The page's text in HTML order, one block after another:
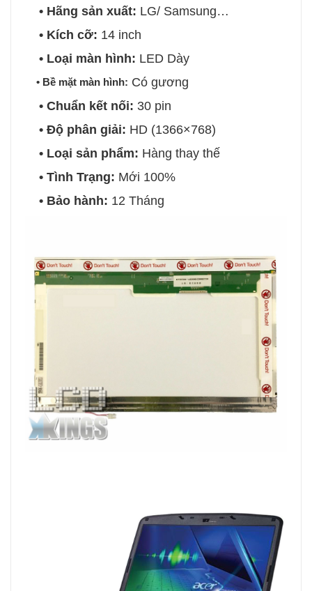
• Hãng sản xuất: LG/ Samsung…
• Kích cỡ: 14 inch
• Loại màn hình: LED Dày
• Bề mặt màn hình: Có gương
• Chuẩn kết nối: 30 pin
• Độ phân giải: HD (1366×768)
• Loại sản phẩm: Hàng thay thế
• Tình Trạng: Mới 100%
• Bảo hành: 12 Tháng